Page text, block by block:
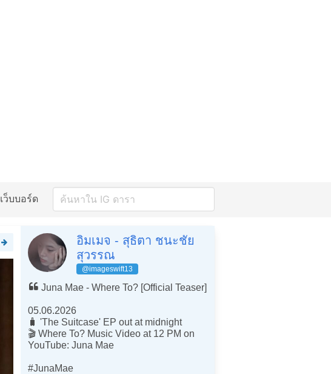
เว็บบอร์ด
อิมเมจ - สุธิตา ชนะชัย
สุวรรณ
@imageswift13
Juna Mae - Where To? [Official Teaser]
05.06.2026
🧳 'The Suitcase' EP out at midnight
🎬 Where To? Music Video at 12 PM on
YouTube: Juna Mae
#JunaMae